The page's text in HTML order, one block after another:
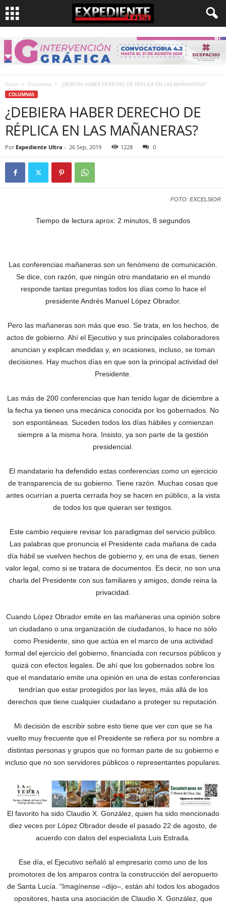
Inicio Columnas ¿DEBIERA HABER DERECHO DE RÉPLICA EN LAS MAÑANERAS?
COLUMNAS
¿DEBIERA HABER DERECHO DE
RÉPLICA EN LAS MAÑANERAS?
Por Expediente Ultra - 26 Sep, 2019 1228 0
FOTO: EXCELSIOR
Tiempo de lectura aprox: 2 minutos, 8 segundos
Las conferencias mañaneras son un fenómeno de comunicación.
Se dice, con razón, que ningún otro mandatario en el mundo
responde tantas preguntas todos los días como lo hace el
presidente Andrés Manuel López Obrador.
Pero las mañaneras son más que eso. Se trata, en los hechos, de
actos de gobierno. Ahí el Ejecutivo y sus principales colaboradores
anuncian y explican medidas y, en ocasiones, incluso, se toman
decisiones. Hay muchos días en que son la principal actividad del
Presidente.
Las más de 200 conferencias que han tenido lugar de diciembre a
la fecha ya tienen una mecánica conocida por los gobernados. No
son espontáneas. Suceden todos los días hábiles y comienzan
siempre a la misma hora. Insisto, ya son parte de la gestión
presidencial.
El mandatario ha defendido estas conferencias como un ejercicio
de transparencia de su gobierno. Tiene razón. Muchas cosas que
antes ocurrían a puerta cerrada hoy se hacen en público, a la vista
de todos los que quieran ser testigos.
Este cambio requiere revisar los paradigmas del servicio público.
Las palabras que pronuncia el Presidente cada mañana de cada
día hábil se vuelven hechos de gobierno y, en una de esas, tienen
valor legal, como si se tratara de documentos. Es decir, no son una
charla del Presidente con sus familiares y amigos, donde reina la
privacidad.
Cuando López Obrador emite en las mañaneras una opinión sobre
un ciudadano o una organización de ciudadanos, lo hace no sólo
como Presidente, sino que actúa en el marco de una actividad
formal del ejercicio del gobierno, financiada con recursos públicos y
quizá con efectos legales. De ahí que los gobernados sobre los
que el mandatario emite una opinión en una de estas conferencias
tendrían que estar protegidos por las leyes, más allá de los
derechos que tiene cualquier ciudadano a proteger su reputación.
Mi decisión de escribir sobre esto tiene que ver con que se ha
vuelto muy frecuente que el Presidente se refiera por su nombre a
distintas personas y grupos que no forman parte de su gobierno e
incluso que no son servidores públicos o representantes populares.
El favorito ha sido Claudio X. González, quien ha sido mencionado
diez veces por López Obrador desde el pasado 22 de agosto, de
acuerdo con datos del especialista Luis Estrada.
Ese día, el Ejecutivo señaló al empresario como uno de los
promotores de los amparos contra la construcción del aeropuerto
de Santa Lucía. “Imagínense –dijo–, están ahí todos los abogados
opositores, hasta una asociación de Claudio X. González, que